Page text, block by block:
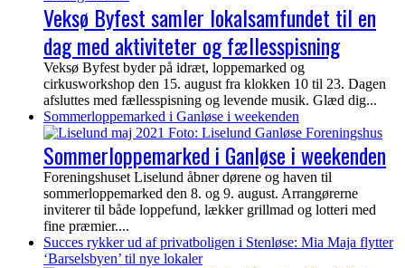
Veksø Byfest samler lokalsamfundet til en
dag med aktiviteter og fællesspisning
Veksø Byfest byder på idræt, loppemarked og
cirkusworkshop den 15. august fra klokken 10 til 23. Dagen
afsluttes med fællesspisning og levende musik. Glæd dig...
Sommerloppemarked i Ganløse i weekenden
Sommerloppemarked i Ganløse i weekenden
Foreningshuset Liselund åbner dørene og haven til
sommerloppemarked den 8. og 9. august. Arrangørerne
inviterer til både loppefund, lækker grillmad og lotteri med
fine præmier....
Succes rykker ud af privatboligen i Stenløse: Mia Maja flytter
‘Barselsbyen’ til nye lokaler